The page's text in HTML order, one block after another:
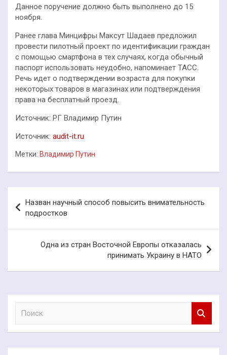
Данное поручение должно быть выполнено до 15
ноября.
Ранее глава Минцифры Максут Шадаев предложил
провести пилотный проект по идентификации граждан
с помощью смартфона в тех случаях, когда обычный
паспорт использовать неудобно, напоминает ТАСС.
Речь идет о подтверждении возраста для покупки
некоторых товаров в магазинах или подтверждения
права на бесплатный проезд.
Источник: РГ Владимир Путин
Источник: audit-it.ru
Метки: Владимир Путин
по
записям
Назван научный способ повысить внимательность
подростков
Одна из стран Восточной Европы отказалась
принимать Украину в НАТО
к